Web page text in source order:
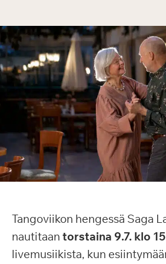
Tangoviikon hengessä Saga
nautitaan torstaina 9.7. klo 15
livemusiikista, kun